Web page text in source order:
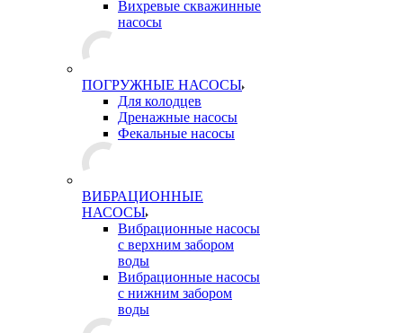
Вихревые скважинные
насосы
ПОГРУЖНЫЕ НАСОСЫ
Для колодцев
Дренажные насосы
Фекальные насосы
ВИБРАЦИОННЫЕ
НАСОСЫ
Вибрационные насосы
с верхним забором
воды
Вибрационные насосы
с нижним забором
воды